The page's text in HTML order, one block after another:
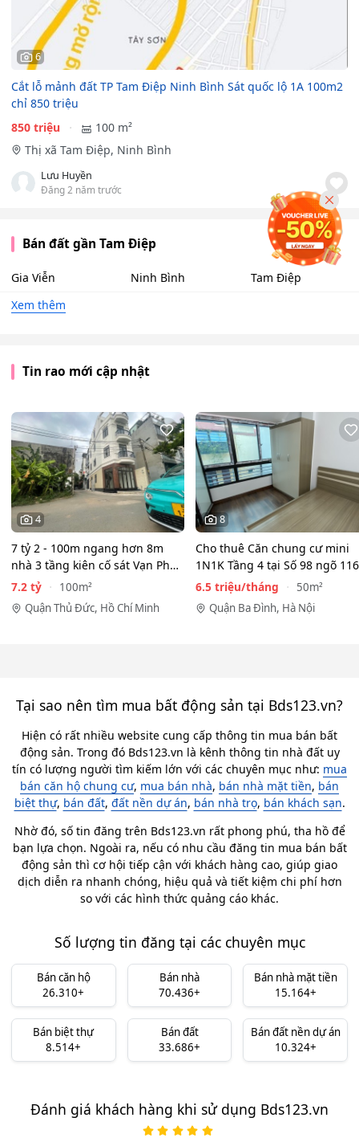
6
Cắt lỗ mảnh đất TP Tam Điệp Ninh Bình Sát quốc lộ 1A 100m2
chỉ 850 triệu
850 triệu
100 m²
Thị xã Tam Điệp, Ninh Bình
Lưu Huyền
Đăng 2 năm trước
Bán đất gần Tam Điệp
Gia Viễn Ninh Bình
Tam Điệp
Xem thêm
Tin rao mới cập nhật
4
7 tỷ 2 - 100m ngang hơn 8m
nhà 3 tầng kiên cố sát Vạn Phúc
City - HẺM XE HƠI…
7.2 tỷ
100m²
Quận Thủ Đức, Hồ Chí Minh
8
Cho thuê Căn chung cư mini
1N1K Tầng 4 tại Số 98 ngõ 116
Phan Kế Bính, Ba Đình.…
6.5 triệu/tháng
50m²
Quận Ba Đình, Hà Nội
Tại sao nên tìm mua bất động sản tại Bds123.vn?
Hiện có rất nhiều website cung cấp thông tin mua bán bất
động sản. Trong đó Bds123.vn là kênh thông tin nhà đất uy
tín có lượng người tìm kiếm lớn với các chuyên mục như: mua
bán căn hộ chung cư, mua bán nhà, bán nhà mặt tiền, bán
biệt thự, bán đất, đất nền dự án, bán nhà trọ, bán khách sạn.
Nhờ đó, số tin đăng trên Bds123.vn rất phong phú, tha hồ để
bạn lựa chọn. Ngoài ra, nếu có nhu cầu đăng tin mua bán bất
động sản thì cơ hội tiếp cận với khách hàng cao, giúp giao
dịch diễn ra nhanh chóng, hiệu quả và tiết kiệm chi phí hơn
so với các hình thức quảng cáo khác.
Số lượng tin đăng tại các chuyên mục
Bán căn hộ
26.310+
Bán nhà
70.436+
Bán nhà mặt tiền
15.164+
Bán biệt thự
8.514+
Bán đất
33.686+
Bán đất nền dự án
10.324+
Đánh giá khách hàng khi sử dụng Bds123.vn